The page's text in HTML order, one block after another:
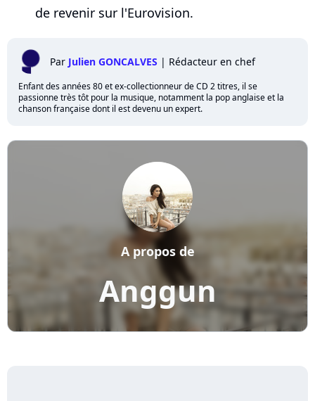
de revenir sur l'Eurovision.
Par Julien GONCALVES | Rédacteur en chef
Enfant des années 80 et ex-collectionneur de CD 2 titres, il se
passionne très tôt pour la musique, notamment la pop anglaise et la
chanson française dont il est devenu un expert.
Anggun
A propos de